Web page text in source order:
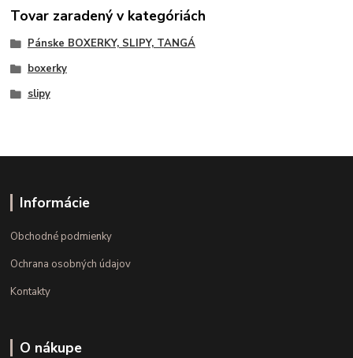
Tovar zaradený v kategóriách
Pánske BOXERKY, SLIPY, TANGÁ
boxerky
slipy
Informácie
Obchodné podmienky
Ochrana osobných údajov
Kontakty
O nákupe